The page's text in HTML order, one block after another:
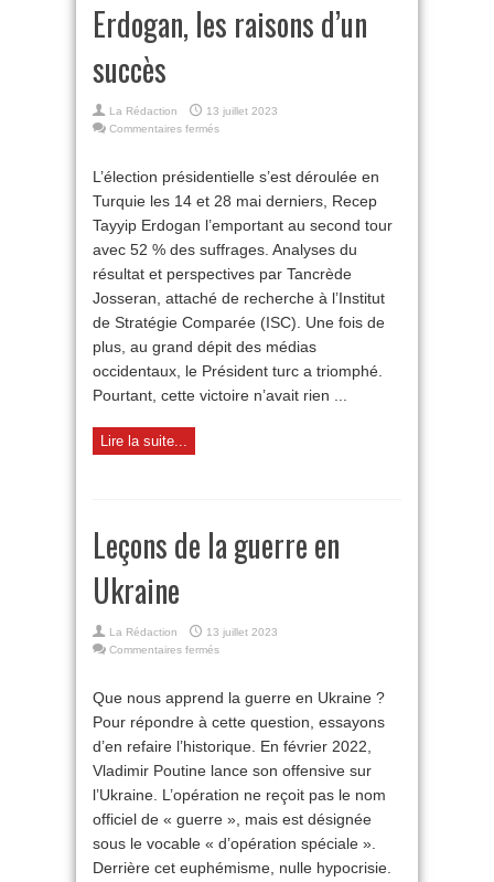
Erdogan, les raisons d’un
succès
La Rédaction
13 juillet 2023
Commentaires fermés
raisons
d’un
L’élection présidentielle s’est déroulée en
Turquie les 14 et 28 mai derniers, Recep
Tayyip Erdogan l’emportant au second tour
avec 52 % des suffrages. Analyses du
résultat et perspectives par Tancrède
Josseran, attaché de recherche à l’Institut
de Stratégie Comparée (ISC). Une fois de
plus, au grand dépit des médias
occidentaux, le Président turc a triomphé.
Pourtant, cette victoire n’avait rien ...
Lire la suite...
Leçons de la guerre en
Ukraine
La Rédaction
13 juillet 2023
Commentaires fermés
la
guerre
Ukraine
Que nous apprend la guerre en Ukraine ?
Pour répondre à cette question, essayons
d’en refaire l’historique. En février 2022,
Vladimir Poutine lance son offensive sur
l’Ukraine. L’opération ne reçoit pas le nom
officiel de « guerre », mais est désignée
sous le vocable « d’opération spéciale ».
Derrière cet euphémisme, nulle hypocrisie.